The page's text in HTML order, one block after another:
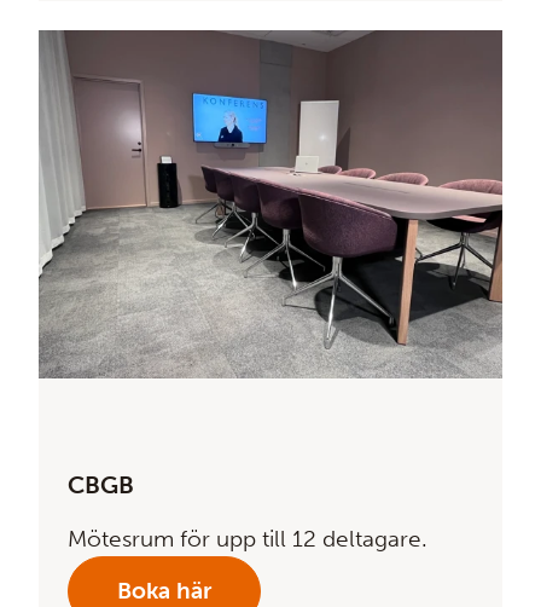
CBGB
Mötesrum för upp till 12 deltagare.
Boka här